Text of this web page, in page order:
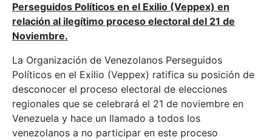
Perseguidos Políticos en el Exilio (Veppex) en
relación al ilegítimo proceso electoral del 21 de
Noviembre.
La Organización de Venezolanos Perseguidos
Políticos en el Exilio (Veppex) ratifica su posición de
desconocer el proceso electoral de elecciones
regionales que se celebrará el 21 de noviembre en
Venezuela y hace un llamado a todos los
venezolanos a no participar en este proceso